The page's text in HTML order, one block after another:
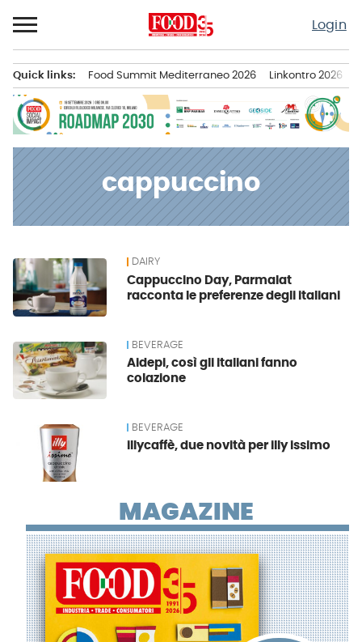
al
contenuto
Login
principale
Quick links: Food Summit Mediterraneo 2026 Linkontro 2026
cappuccino
News DAIRY
Cappuccino Day, Parmalat
racconta le preferenze degli italiani
BEVERAGE
Aidepi, così gli italiani fanno
colazione
BEVERAGE
illycaffè, due novità per illy issimo
MAGAZINE